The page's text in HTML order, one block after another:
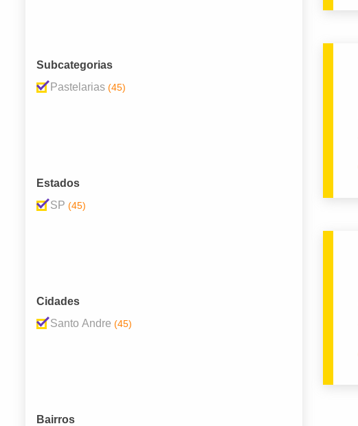
Subcategorias
Pastelarias (45)
Estados
SP (45)
Cidades
Santo Andre (45)
Bairros